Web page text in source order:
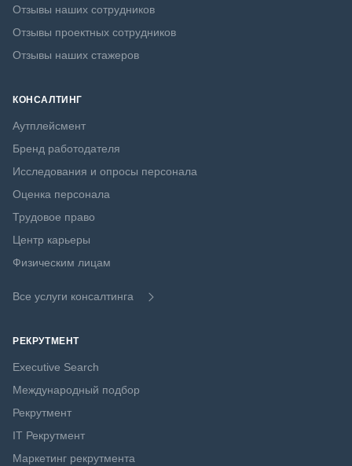
Отзывы наших сотрудников
Отзывы проектных сотрудников
Отзывы наших стажеров
КОНСАЛТИНГ
Аутплейсмент
Бренд работодателя
Исследования и опросы персонала
Оценка персонала
Трудовое право
Центр карьеры
Физическим лицам
Все услуги консалтинга
РЕКРУТМЕНТ
Executive Search
Международный подбор
Рекрутмент
IT Рекрутмент
Маркетинг рекрутмента